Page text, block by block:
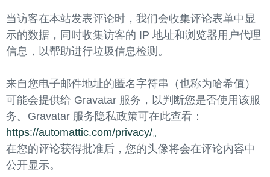
当访客在本站发表评论时，我们会收集评论表单中显
示的数据，同时收集访客的 IP 地址和浏览器用户代理
信息，以帮助进行垃圾信息检测。
来自您电子邮件地址的匿名字符串（也称为哈希值）
可能会提供给 Gravatar 服务，以判断您是否使用该服
务。Gravatar 服务隐私政策可在此查看：
https://automattic.com/privacy/。
在您的评论获得批准后，您的头像将会在评论内容中
公开显示。